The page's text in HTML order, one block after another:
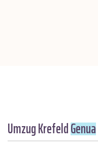
Umzug KrefeldGenua